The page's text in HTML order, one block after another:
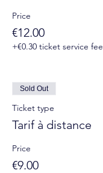
Price
€12.00
+€0.30 ticket service fee
Sold Out
Ticket type
Tarif à distance
Price
€9.00